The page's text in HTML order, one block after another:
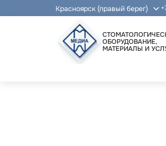
Красноярск (правый берег)
ОБОРУДОВАНИЕ,
МАТЕРИАЛЫ И